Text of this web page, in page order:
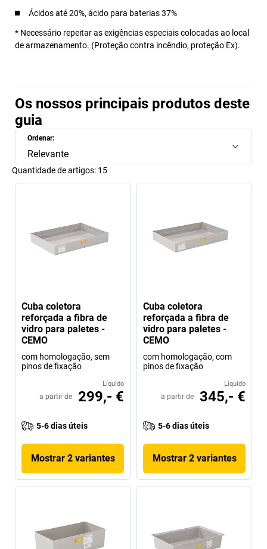
Ácidos até 20%, ácido para baterias 37%
* Necessário repeitar as exigências especiais colocadas ao local
de armazenamento. (Proteção contra incêndio, proteção Ex).
Os nossos principais produtos deste
guia
Ordenar:
Relevante
Quantidade de artigos: 15
Cuba coletora
reforçada a fibra de
vidro para paletes -
CEMO
com homologação, sem
pinos de fixação
Líquido
a partir de 299,- €
5-6 dias úteis
Mostrar 2 variantes
Cuba coletora
reforçada a fibra de
vidro para paletes -
CEMO
com homologação, com
pinos de fixação
Líquido
a partir de 345,- €
5-6 dias úteis
Mostrar 2 variantes